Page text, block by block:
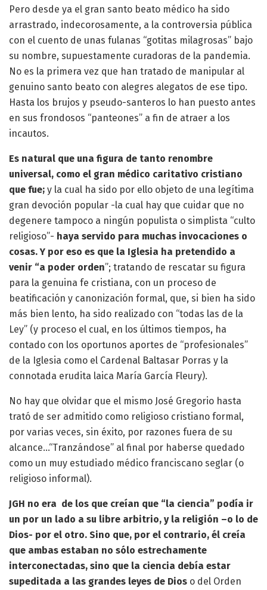
Pero desde ya el gran santo beato médico ha sido
arrastrado, indecorosamente, a la controversia pública
con el cuento de unas fulanas “gotitas milagrosas” bajo
su nombre, supuestamente curadoras de la pandemia.
No es la primera vez que han tratado de manipular al
genuino santo beato con alegres alegatos de ese tipo.
Hasta los brujos y pseudo-santeros lo han puesto antes
en sus frondosos “panteones” a fin de atraer a los
incautos.
Es natural que una figura de tanto renombre
universal, como el gran médico caritativo cristiano
que fue; y la cual ha sido por ello objeto de una legítima
gran devoción popular -la cual hay que cuidar que no
degenere tampoco a ningún populista o simplista “culto
religioso”- haya servido para muchas invocaciones o
cosas. Y por eso es que la Iglesia ha pretendido a
venir “a poder orden”; tratando de rescatar su figura
para la genuina fe cristiana, con un proceso de
beatificación y canonización formal, que, si bien ha sido
más bien lento, ha sido realizado con “todas las de la
Ley” (y proceso el cual, en los últimos tiempos, ha
contado con los oportunos aportes de “profesionales”
de la Iglesia como el Cardenal Baltasar Porras y la
connotada erudita laica María García Fleury).
No hay que olvidar que el mismo José Gregorio hasta
trató de ser admitido como religioso cristiano formal,
por varias veces, sin éxito, por razones fuera de su
alcance…“Tranzándose” al final por haberse quedado
como un muy estudiado médico franciscano seglar (o
religioso informal).
JGH no era de los que creían que “la ciencia” podía ir
un por un lado a su libre arbitrio, y la religión –o lo de
Dios- por el otro. Sino que, por el contrario, él creía
que ambas estaban no sólo estrechamente
interconectadas, sino que la ciencia debía estar
supeditada a las grandes leyes de Dios o del Orden